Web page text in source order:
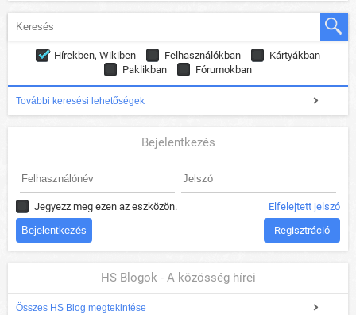
Hírekben, Wikiben Felhasználókban
Kártyákban
Paklikban
Fórumokban
További keresési lehetőségek
Bejelentkezés
Jegyezz meg ezen az eszközön. Elfelejtett jelszó
Regisztráció
HS Blogok - A közösség hírei
Összes HS Blog megtekintése